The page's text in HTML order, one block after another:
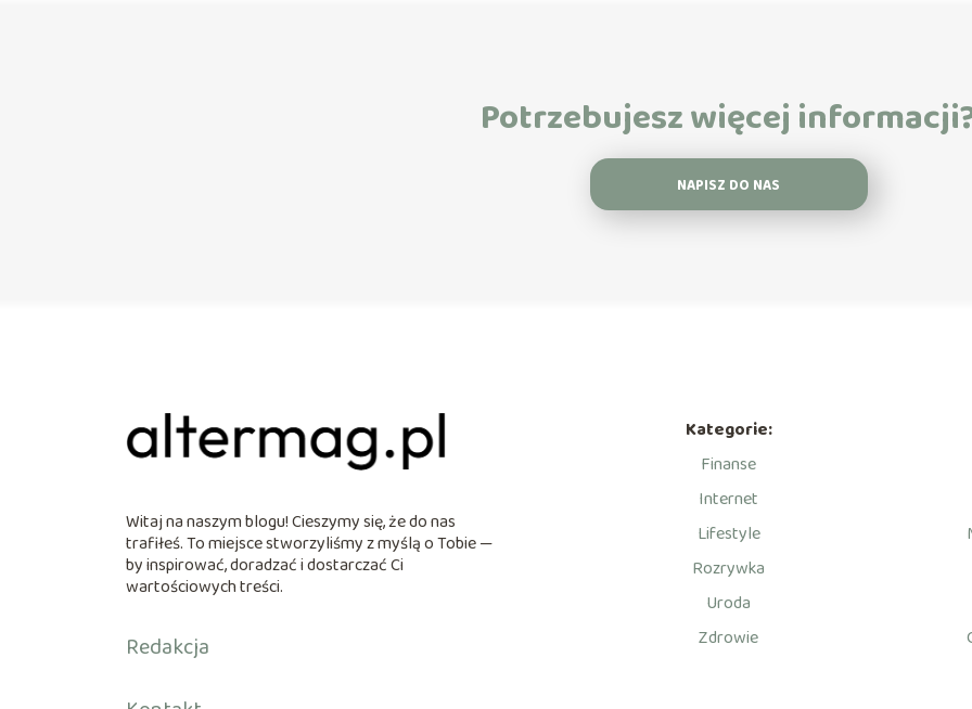
Potrzebujesz więcej
NAPISZ DO NAS
Witaj na naszym blogu! Cieszymy się, że do nas
trafiłeś. To miejsce stworzyliśmy z myślą o Tobie —
by inspirować, doradzać i dostarczać Ci
wartościowych treści.
Redakcja
Kategorie:
Finanse
Internet
Lifestyle
Rozrywka
Uroda
Zdrowie